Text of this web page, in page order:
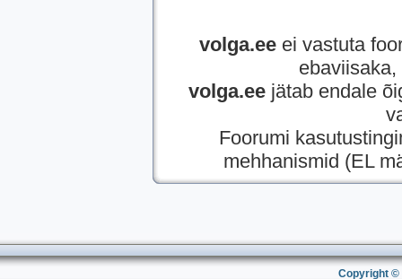
volga.eeei vastuta
volga.ee jätab endale
Foorumi
mehhanismid (EL
Copyright ©